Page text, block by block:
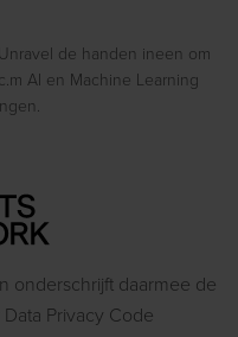
de handen ineen om
AI en Machine Learning
onderschrijft daarmee de
Privacy Code